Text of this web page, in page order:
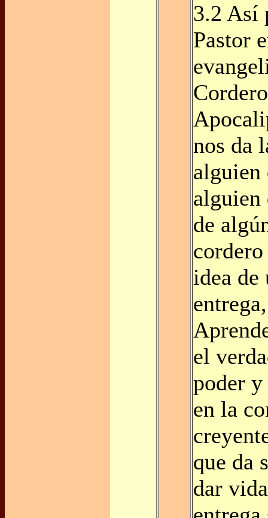
3.2 Así
Pastor
nos da
alguien
alguien
de
idea de
el
poder
en la
que da
dar